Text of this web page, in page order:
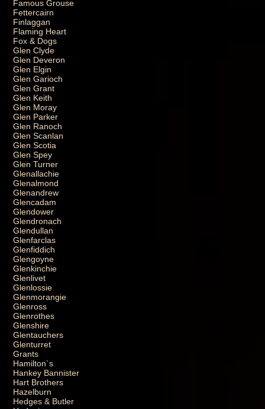
Famous Grouse
Fettercairn
Finlaggan
Flaming Heart
Fox & Dogs
Glen Clyde
Glen Deveron
Glen Elgin
Glen Garioch
Glen Grant
Glen Keith
Glen Moray
Glen Parker
Glen Ranoch
Glen Scanlan
Glen Scotia
Glen Spey
Glen Turner
Glenallachie
Glenalmond
Glenandrew
Glencadam
Glendower
Glendronach
Glendullan
Glenfarclas
Glenfiddich
Glengoyne
Glenkinchie
Glenlivet
Glenlossie
Glenmorangie
Glenross
Glenrothes
Glenshire
Glentauchers
Glenturret
Grants
Hamilton`s
Hankey Bannister
Hart Brothers
Hazelburn
Hedges & Butler